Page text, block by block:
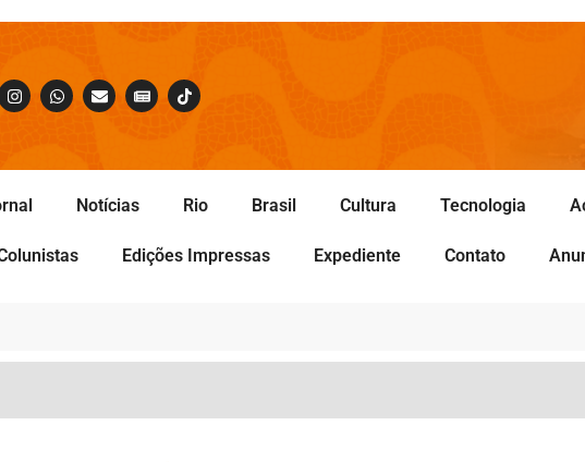
Notícias Rio Brasil Cultura Tecnologia
Edições Impressas Expediente Contato